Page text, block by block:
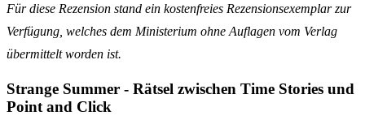
Für diese Rezension stand ein kostenfreies Rezensionsexemplar zur
Verfügung, welches dem Ministerium ohne Auflagen vom Verlag
übermittelt worden ist.
Strange Summer - Rätsel zwischen Time Stories und
Point and Click